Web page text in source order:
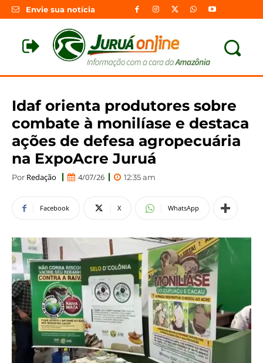
Envie sua notícia
Idaf orienta produtores sobre
combate à monilíase e destaca
ações de defesa agropecuária
na ExpoAcre Juruá
Por Redação 4/07/26 12:35 am
Facebook X WhatsApp